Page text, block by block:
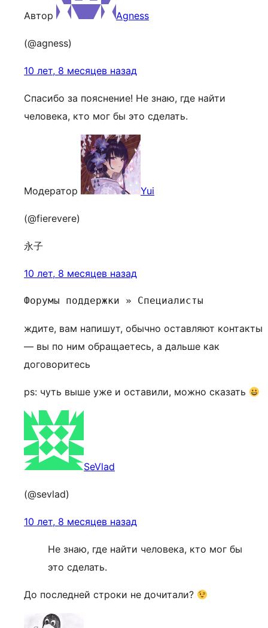
Автор Agness
(@agness)
10 лет, 8 месяцев назад
Спасибо за пояснение! Не знаю, где найти
человека, кто мог бы это сделать.
Модератор Yui
(@fierevere)
永子
10 лет, 8 месяцев назад
Форумы поддержки » Специалисты
ждите, вам напишут, обычно оставляют контакты
— вы по ним обращаетесь, а дальше как
договоритесь
ps: чуть выше уже и оставили, можно сказать
SeVlad
(@sevlad)
10 лет, 8 месяцев назад
Не знаю, где найти человека, кто мог бы
это сделать.
До последней строки не дочитали?